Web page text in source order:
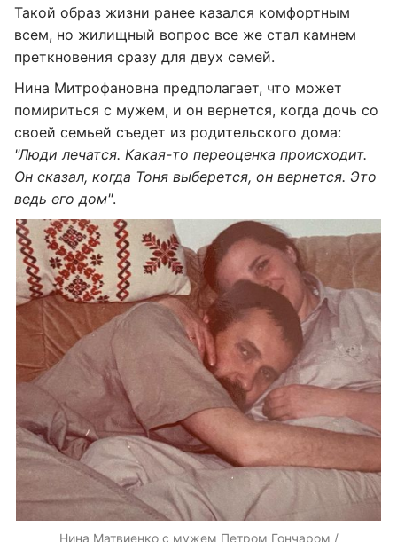
Такой образ жизни ранее казался комфортным
всем, но жилищный вопрос все же стал камнем
преткновения сразу для двух семей.
Нина Митрофановна предполагает, что может
помириться с мужем, и он вернется, когда дочь со
своей семьей съедет из родительского дома:
"Люди лечатся. Какая-то переоценка происходит.
Он сказал, когда Тоня выберется, он вернется. Это
ведь его дом".
Нина Матвиенко с мужем Петром Гончаром /